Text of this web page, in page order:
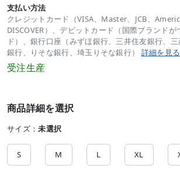
支払い方法
クレジットカード（VISA、Master、JCB、
DISCOVER）、デビットカード（国際ブランド
ド）、銀行口座（みずほ銀行、三井住友銀行、三
銀行、りそな銀行、埼玉りそな銀行） 詳細を見る
受注生産
商品詳細を選択
サイズ：未選択
S M L XL